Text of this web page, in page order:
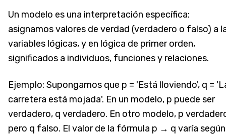
Un modelo es una interpretación específica:
asignamos valores de verdad (verdadero o falso) a
variables lógicas, y en lógica de primer orden,
significados a individuos, funciones y relaciones.
Ejemplo: Supongamos que p = 'Está lloviendo', q =
carretera está mojada'. En un modelo, p puede ser
verdadero, q verdadero. En otro modelo, p
pero q falso. El valor de la fórmula p → q varía según